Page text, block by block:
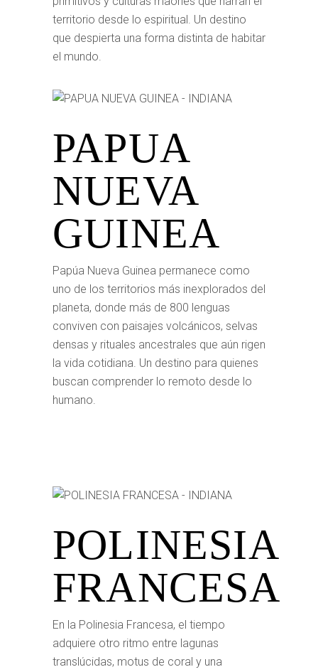
territorio desde lo espiritual. Un destino
que despierta una forma distinta de habitar
el mundo.
PAPUA
NUEVA
GUINEA
Papúa Nueva Guinea permanece como
uno de los territorios más inexplorados del
planeta, donde más de 800 lenguas
conviven con paisajes volcánicos, selvas
densas y rituales ancestrales que aún rigen
la vida cotidiana. Un destino para quienes
buscan comprender lo remoto desde lo
humano.
POLINESIA
FRANCESA
En la Polinesia Francesa, el tiempo
adquiere otro ritmo entre lagunas
translúcidas, motus de coral y una